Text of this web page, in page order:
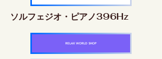
ソルフェジオ・ピアノ396Hz
RELAX WORLD SHOP